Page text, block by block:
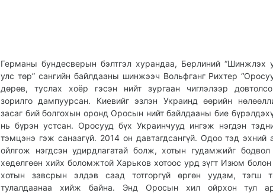
Германы бундесверын бэлтгэл хурандаа, Берлиний “Шинжлэх
улс төр” сангийн байлдааны шинжээч Вольфганг Рихтер
дөрөв, туслах хоёр гэсэн нийт зургаан чиглэлээр
зорилго дампуурсан. Киевийг эзлэн Украинд өөрийн
засаг бий болгохын оронд Оросын нийт байлдааны бие
нь бүрэн устсан. Оросууд бүх Украинчууд ингэж нэгдэн
тэмцэнэ гэж санаагүй. 2014 он давтагдсангүй. Одоо тэд эхний
ойлгож нэгдсэн удирдлагатай болж, хотын гудамжийг бодвол
хөдөлгөөн хийх боломжтой Харьков хотоос урд зүгт Изюм болон
хотын завсрын элдэв саад тотгоргүй өргөн уудам, тэгш
тулалдаанаа хийж байна. Энд Оросын хил ойрхон тул